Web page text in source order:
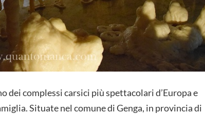
dei complessi carsici più spettacolari d’Europa e
Situate nel comune di Genga, in provincia di